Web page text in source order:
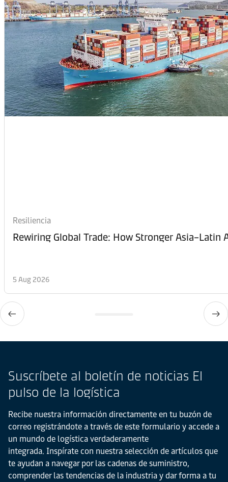
Resiliencia
Rewiring Global Trade: How Stronger
5 Aug 2026
Suscríbete al boletín de noticias El
pulso de la logística
Recibe nuestra información directamente en tu buzón de
correo registrándote a través de este formulario y accede a
un mundo de logística verdaderamente
integrada. Inspírate con nuestra selección de artículos que
te ayudan a navegar por las cadenas de suministro,
comprender las tendencias de la industria y dar forma a tu